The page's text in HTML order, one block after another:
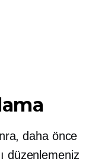
daha önce
düzenlemeniz